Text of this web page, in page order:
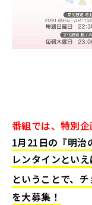
番組では、特別
1月21日の『明治
レンタインとい
ということで、
を大募集！